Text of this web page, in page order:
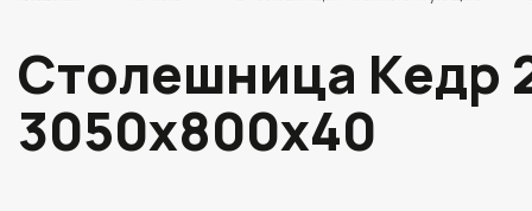
Столешница Кедр
3050х800х40